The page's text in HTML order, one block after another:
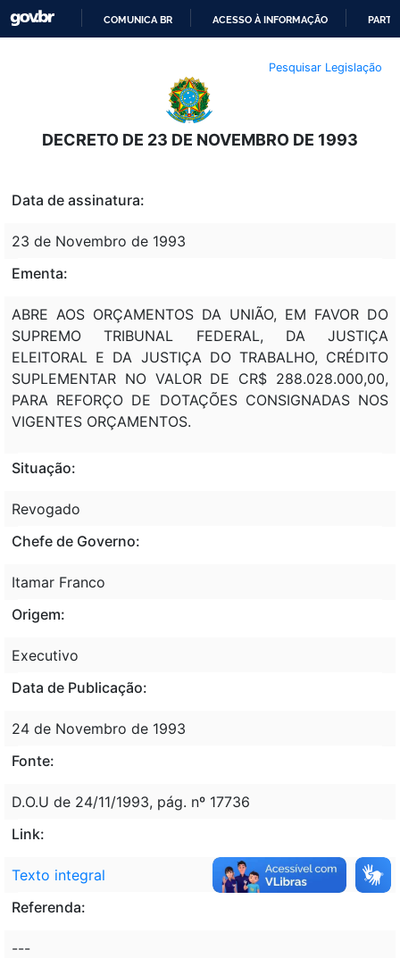
O
CONTEÚDO
COMUNICA BR ACESSO À INFORMAÇÃO
Pesquisar Legislação
DECRETO DE 23 DE NOVEMBRO DE 1993
Data de assinatura:
23 de Novembro de 1993
Ementa:
ABRE AOS ORÇAMENTOS DA UNIÃO, EM FAVOR DO
SUPREMO TRIBUNAL FEDERAL, DA JUSTIÇA
ELEITORAL E DA JUSTIÇA DO TRABALHO, CRÉDITO
SUPLEMENTAR NO VALOR DE CR$ 288.028.000,00,
PARA REFORÇO DE DOTAÇÕES CONSIGNADAS NOS
VIGENTES ORÇAMENTOS.
Situação:
Revogado
Chefe de Governo:
Itamar Franco
Origem:
Executivo
Data de Publicação:
24 de Novembro de 1993
Fonte:
D.O.U de 24/11/1993, pág. nº 17736
Link:
Texto integral
Referenda:
---